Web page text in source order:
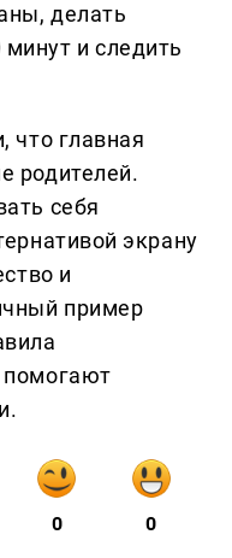
делать
и следить
что главная
родителей.
себя
экрану
и
пример
помогают
0 0